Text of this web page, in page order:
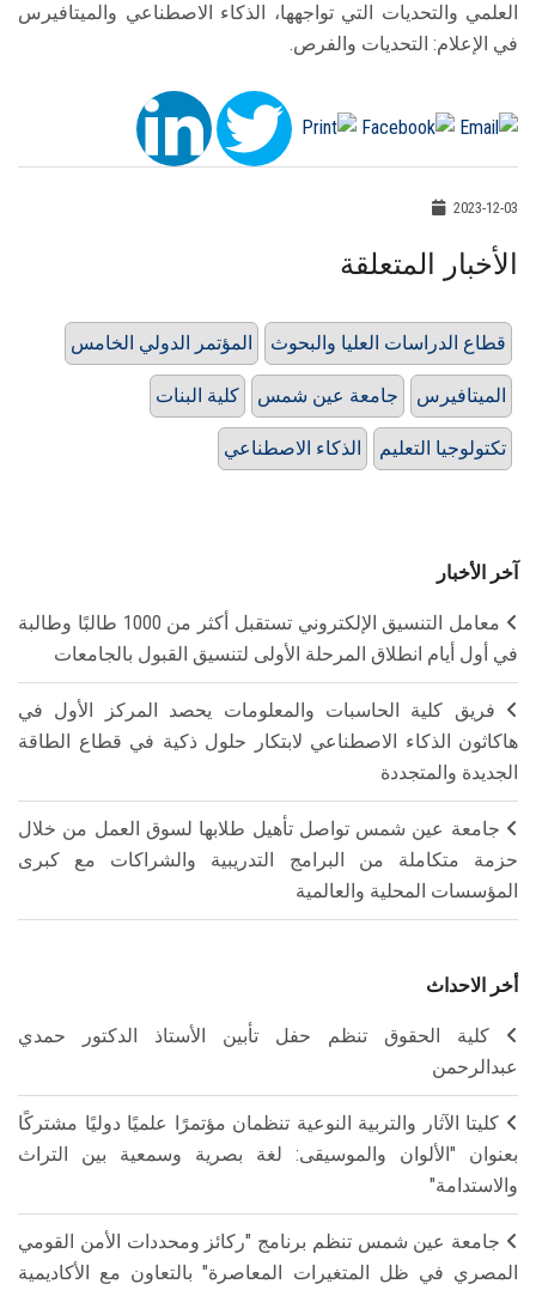
العلمي والتحديات التي تواجهها، الذكاء الاصطناعي والميتافيرس
في الإعلام: التحديات والفرص.
2023-12-03
الأخبار المتعلقة
المؤتمر الدولي الخامس قطاع الدراسات العليا والبحوث
كلية البنات جامعة عين شمس الميتافيرس
الذكاء الاصطناعي تكتولوجيا التعليم
آخر الأخبار
معامل التنسيق الإلكتروني تستقبل أكثر من 1000 طالبًا وطالبة
في أول أيام انطلاق المرحلة الأولى لتنسيق القبول بالجامعات
فريق كلية الحاسبات والمعلومات يحصد المركز الأول في
هاكاثون الذكاء الاصطناعي لابتكار حلول ذكية في قطاع الطاقة
الجديدة والمتجددة
جامعة عين شمس تواصل تأهيل طلابها لسوق العمل من خلال
حزمة متكاملة من البرامج التدريبية والشراكات مع كبرى
المؤسسات المحلية والعالمية
أخر الاحداث
كلية الحقوق تنظم حفل تأبين الأستاذ الدكتور حمدي
عبدالرحمن
كليتا الآثار والتربية النوعية تنظمان مؤتمرًا علميًا دوليًا مشتركًا
بعنوان "الألوان والموسيقى: لغة بصرية وسمعية بين التراث
والاستدامة"
جامعة عين شمس تنظم برنامج "ركائز ومحددات الأمن القومي
المصري في ظل المتغيرات المعاصرة" بالتعاون مع الأكاديمية